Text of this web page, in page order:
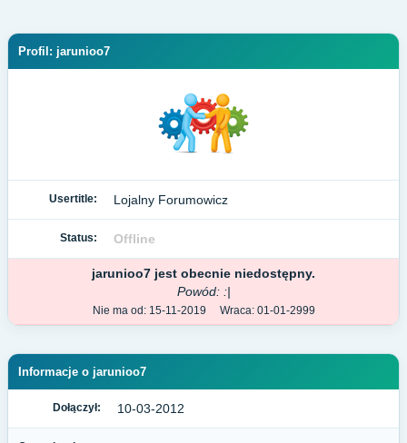
Profil: jarunioo7
Usertitle: Lojalny Forumowicz
Status: Offline
jarunioo7 jest obecnie niedostępny.
Powód: :|
Nie ma od: 15-11-2019 Wraca: 01-01-2999
Informacje o jarunioo7
Dołączył: 10-03-2012